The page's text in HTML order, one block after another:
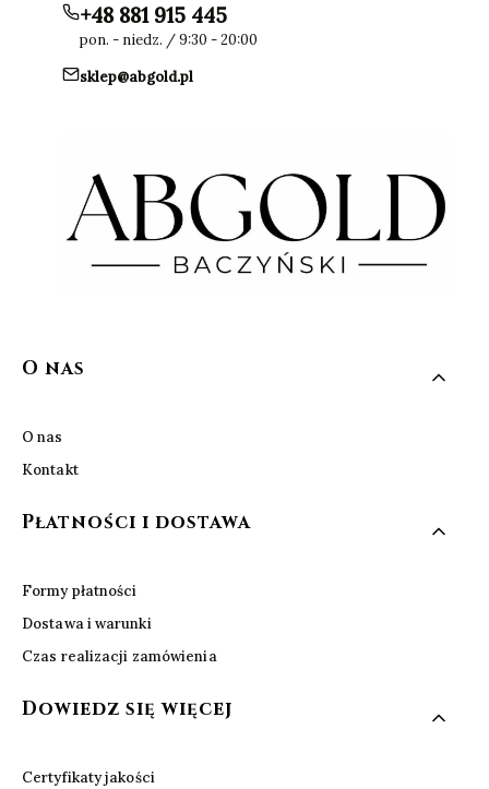
+48 881 915 445
pon. - niedz. / 9:30 - 20:00
sklep@abgold.pl
Linki w stopce
O nas
O nas
Kontakt
Płatności i dostawa
Formy płatności
Dostawa i warunki
Czas realizacji zamówienia
Dowiedz się więcej
Certyfikaty jakości